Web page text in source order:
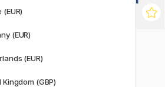
5
Pigment Liner 12-set
(EUR)
(EUR)
(GBP)